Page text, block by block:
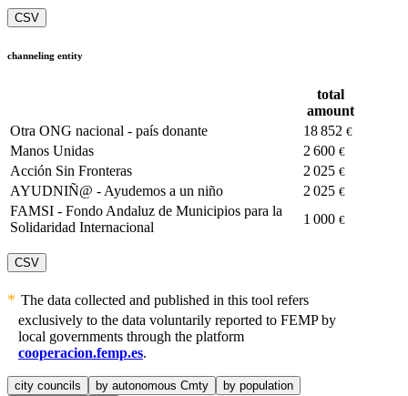
CSV
channeling entity
total
amount
Otra ONG nacional - país donante
18 852 €
Manos Unidas 2 600 €
Acción Sin Fronteras 2 025 €
AYUDNIÑ@ - Ayudemos a un niño 2 025 €
FAMSI - Fondo Andaluz de Municipios para la
Solidaridad Internacional
1 000 €
CSV
The data collected and published in this tool refers
exclusively to the data voluntarily reported to FEMP by
local governments through the platform
cooperacion.femp.es.
city councils by autonomous Cmty
by population